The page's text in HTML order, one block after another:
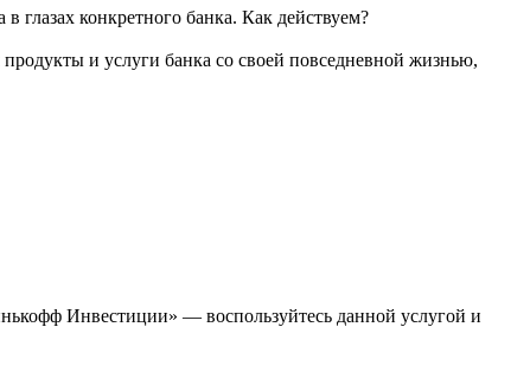
глазах конкретного банка. Как действуем?
и услуги банка со своей повседневной жизнью,
Инвестиции» — воспользуйтесь данной услугой и